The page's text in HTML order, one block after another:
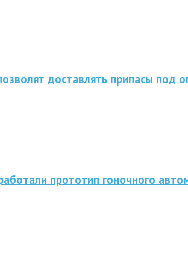
доставлять припасы под
прототип гоночного